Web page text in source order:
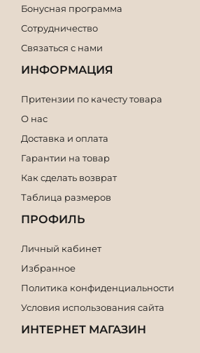
Бонусная программа
Сотрудничество
Связаться с нами
ИНФОРМАЦИЯ
Притензии по качесту товара
О нас
Доставка и оплата
Гарантии на товар
Как сделать возврат
Таблица размеров
ПРОФИЛЬ
Личный кабинет
Избранное
Политика конфиденциальности
Условия использования сайта
ИНТЕРНЕТ МАГАЗИН